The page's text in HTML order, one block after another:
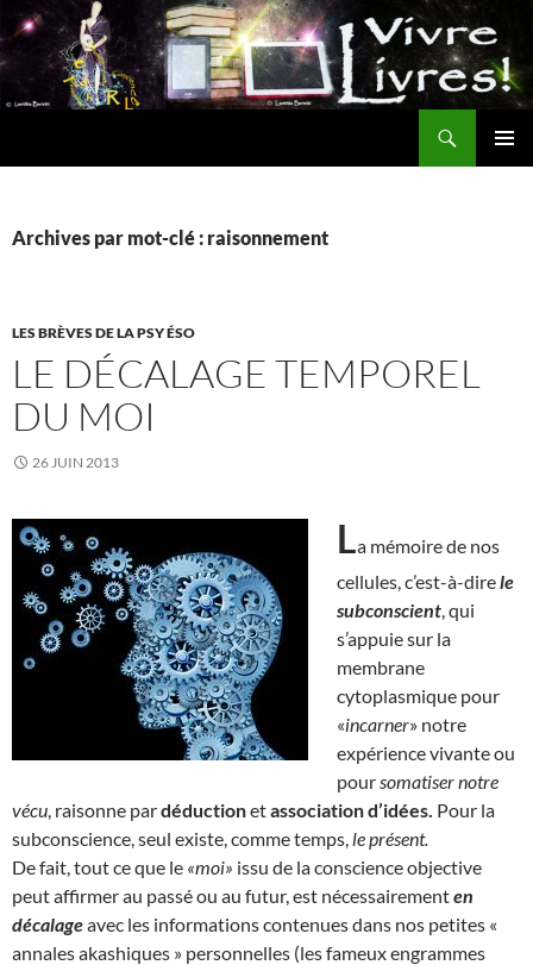
Aller
au
contenu
Archives par mot-clé : raisonnement
LES BRÈVES DE LA PSY ÉSO
LE DÉCALAGE TEMPOREL
DU MOI
26 JUIN 2013
La mémoire de nos
cellules, c’est-à-direle
subconscient , qui
s’appuie sur la
membrane
cytoplasmique pour
«incarner» notre
expérience vivante ou
pour somatiser notre
vécu , raisonne pardéductionetassociation d’idées. Pour la
subconscience, seul existe, comme temps, le présent.
De fait, tout ce que le «moi» issu de la conscience objective
peut affirmer au passé ou au futur, est nécessairementen
décalageavec les informations contenues dans nos petites «
annales akashiques » personnelles (les fameux engrammes